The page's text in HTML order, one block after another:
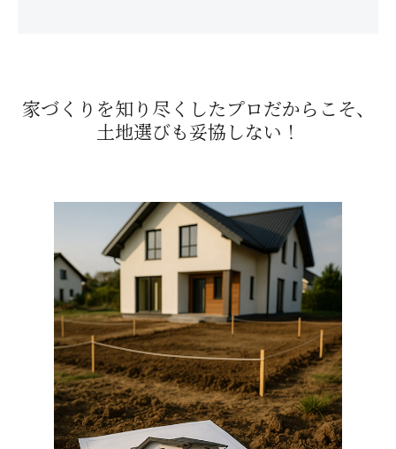
家づくりを知り尽くしたプロだからこそ、
土地選びも妥協しない！